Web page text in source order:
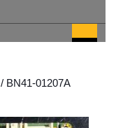
/ BN41-01207A